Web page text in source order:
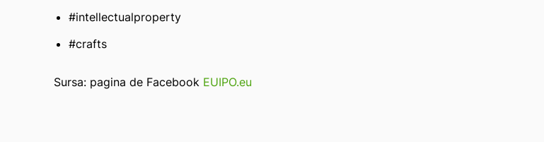
#intellectualproperty
#crafts
Sursa: pagina de Facebook EUIPO.eu